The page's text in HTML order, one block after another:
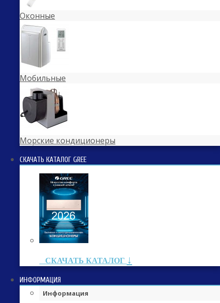
Оконные
Мобильные
Морские кондиционеры
СКАЧАТЬ КАТАЛОГ GREE
СКАЧАТЬ КАТАЛОГ ↓
ИНФОРМАЦИЯ
Информация